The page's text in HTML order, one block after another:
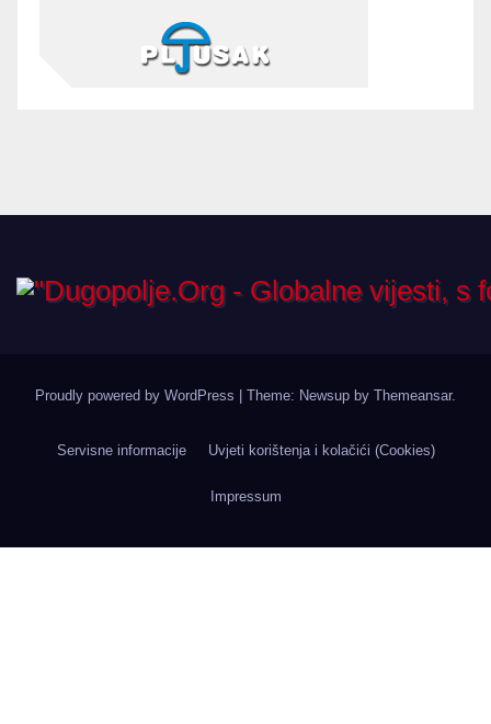
Proudly powered by WordPress | Theme: Newsup by Themeansar.
Servisne informacije Uvjeti korištenja i kolačići (Cookies)
Impressum